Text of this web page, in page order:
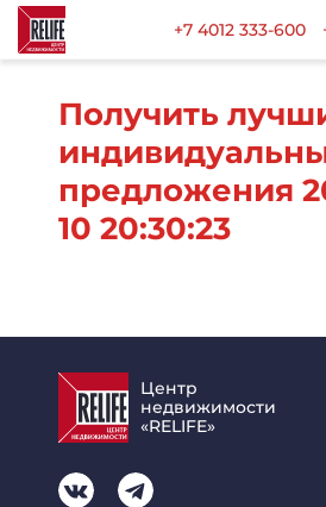
+7 4012 333-600
Получить
предложения
10 20:30:23
Центр
недвижимости
«RELIFE»